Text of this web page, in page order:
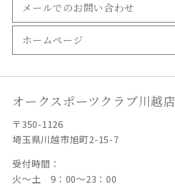
メールでのお問い合わせ
ホームページ
オークスポーツクラブ川越店
〒350-1126
埼玉県川越市旭町2-15-7
受付時間：
火～土 9：00～23：00